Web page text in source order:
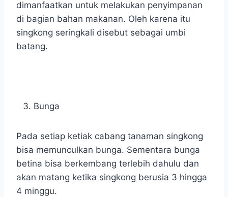
dimanfaatkan untuk melakukan penyimpanan
di bagian bahan makanan. Oleh karena itu
singkong seringkali disebut sebagai umbi
batang.
Bunga
Pada setiap ketiak cabang tanaman singkong
bisa memunculkan bunga. Sementara bunga
betina bisa berkembang terlebih dahulu dan
akan matang ketika singkong berusia 3 hingga
4 minggu.